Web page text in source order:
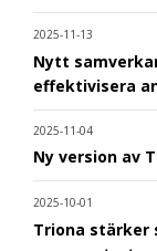
2025-11-13
Nytt
effektivisera
2025-11-04
Ny version av
2025-10-01
Triona stärker